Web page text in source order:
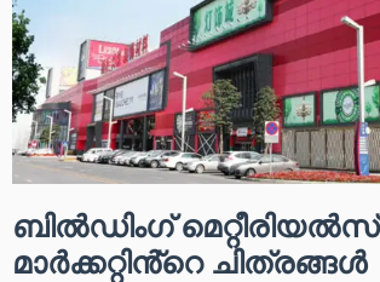
ബിൽഡിംഗ് മെറ്റീരിയൽസ്
മാർക്കറ്റിൻ്റെ ചിത്രങ്ങൾ